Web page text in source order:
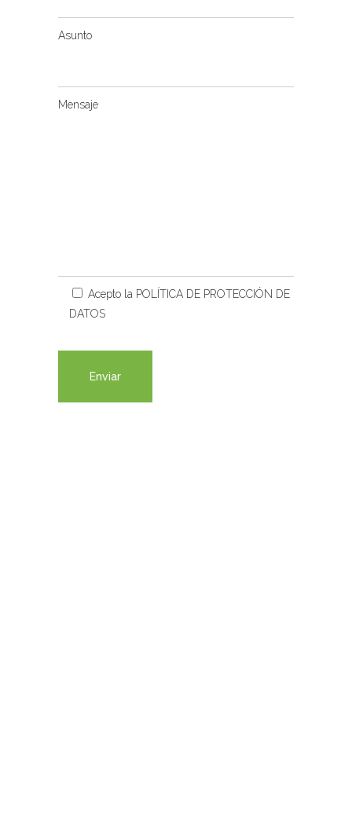
Asunto
Mensaje
Acepto la POLÍTICA DE PROTECCIÓN DE
DATOS